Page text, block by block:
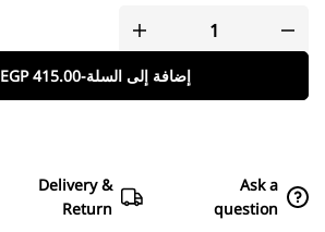
إضافة إلى السلة-
EGP415.00
Ask a
question
Delivery &
Return